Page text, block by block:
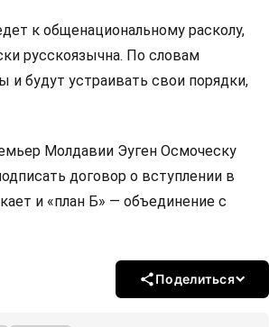
к общенациональному расколу,
русскоязычна. По словам
и будут устраивать свои порядки,
Молдавии Эуген Осмоческу
договор о вступлении в
и «план Б» — объединение с
Поделиться